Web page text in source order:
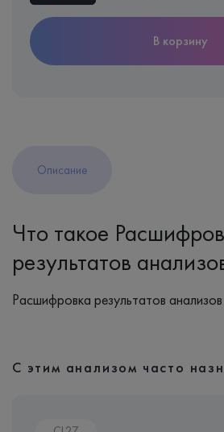
В корзину
Описание
Что такое
результатов
Расшифровка результатов анализов
С этим анализом часто